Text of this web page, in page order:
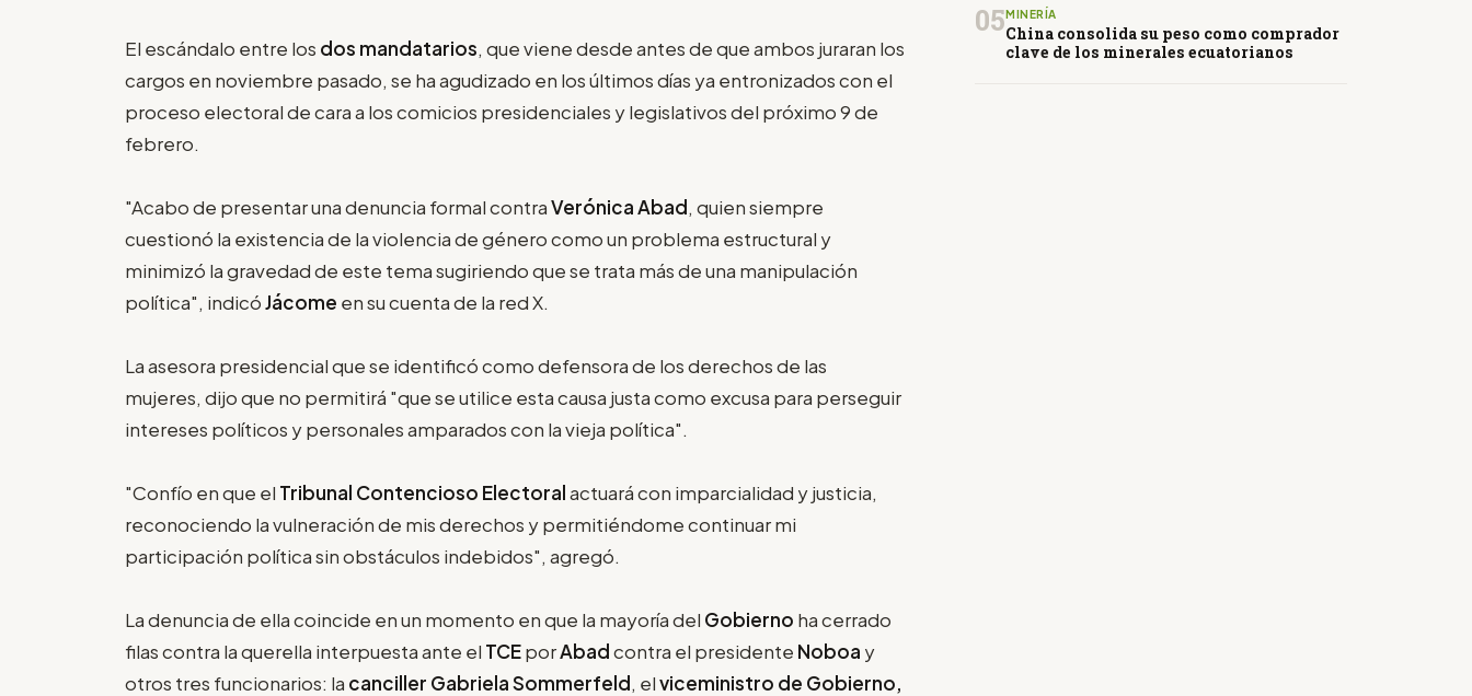
El escándalo entre los dos mandatarios, que viene desde antes de que ambos juraran los
cargos en noviembre pasado, se ha agudizado en los últimos días ya entronizados con el
proceso electoral de cara a los comicios presidenciales y legislativos del próximo 9 de
febrero.
"Acabo de presentar una denuncia formal contraVerónica Abad, quien siempre
cuestionó la existencia de la violencia de género como un problema estructural y
minimizó la gravedad de este tema sugiriendo que se trata más de una manipulación
política", indicóJácome en su cuenta de la red X.
La asesora presidencial que se identificó como defensora de los derechos de las
mujeres, dijo que no permitirá "que se utilice esta causa justa como excusa para perseguir
intereses políticos y personales amparados con la vieja política".
"Confío en que el Tribunal Contencioso Electoralactuará con imparcialidad y justicia,
reconociendo la vulneración de mis derechos y permitiéndome continuar mi
participación política sin obstáculos indebidos", agregó.
La denuncia de ella coincide en un momento en que la mayoría del Gobierno ha cerrado
filas contra la querella interpuesta ante el TCEporAbadcontra el presidente Noboa y
otros tres funcionarios: la canciller Gabriela Sommerfeld, elviceministro de Gobierno,
05 MINERÍA
China consolida su peso como comprador
clave de los minerales ecuatorianos